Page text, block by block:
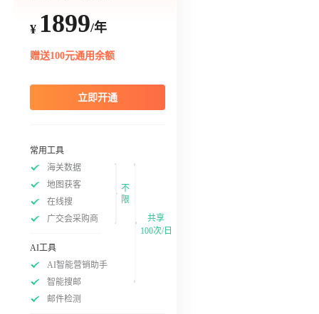
¥ 1899/年
赠送100元通用余额
立即开通
常用工具
海关数据
地图获客
在线搜
广交会采购商
不
限
AI工具
AI智能营销助手
智能搜邮
邮件检测
共享
100次/日